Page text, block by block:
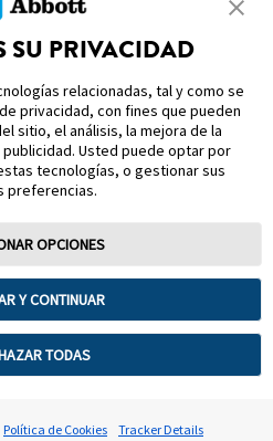
son marcas de Abbott.
SU PRIVACIDAD
relacionadas, tal y como se
privacidad, con fines que pueden
sitio, el análisis, la mejora de la
Usted puede optar por
tecnologías, o gestionar sus
preferencias.
OPCIONES
Y CONTINUAR
TODAS
Política de Cookies Tracker Details